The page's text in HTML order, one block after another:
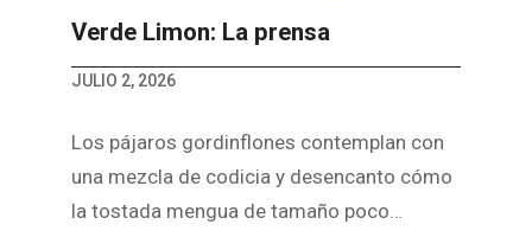
Verde Limon: La prensa
JULIO 2, 2026
Los pája­ros gor­din­flo­nes con­tem­plan con
una mez­cla de codi­cia y desen­canto cómo
la tos­tada men­gua de tamaño poco…